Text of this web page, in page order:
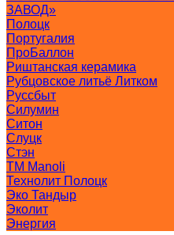
ЗАВОД»
Полоцк
Португалия
ПроБаллон
Риштанская керамика
Рубцовское литьё Литком
Руссбыт
Силумин
Ситон
Слуцк
Стэн
ТМ Manoli
Технолит Полоцк
Эко Тандыр
Эколит
Энергия